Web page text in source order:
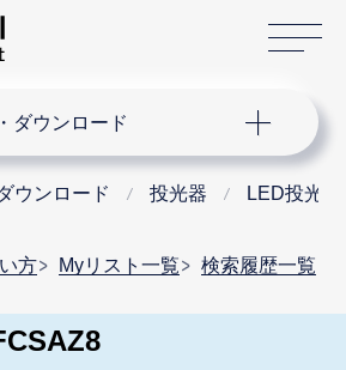
ダウンロード
ウンロード 投光器 LED投光器
方 Myリスト一覧 検索履歴一覧